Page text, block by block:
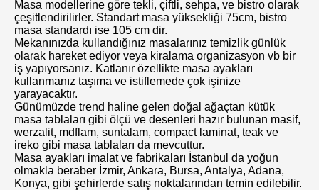
Masa modellerine göre tekli, çiftli, sehpa, ve bistro olarak
çeşitlendirilirler. Standart masa yüksekliği 75cm, bistro
masa standardı ise 105 cm dir.
Mekanınızda kullandığınız masalarınız temizlik günlük
olarak hareket ediyor veya kiralama organizasyon vb bir
iş yapıyorsanız. Katlanır özellikte masa ayakları
kullanmanız taşıma ve istiflemede çok işinize
yarayacaktır.
Günümüzde trend haline gelen doğal ağaçtan kütük
masa tablaları gibi ölçü ve desenleri hazır bulunan masif,
werzalit, mdflam, suntalam, compact laminat, teak ve
ireko gibi masa tablaları da mevcuttur.
Masa ayakları imalat ve fabrikaları İstanbul da yoğun
olmakla beraber İzmir, Ankara, Bursa, Antalya, Adana,
Konya, gibi şehirlerde satış noktalarından temin edilebilir.